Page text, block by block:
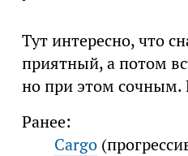
Тут интересно, что
приятный, а потом
но при этом
Ранее:
Cargo